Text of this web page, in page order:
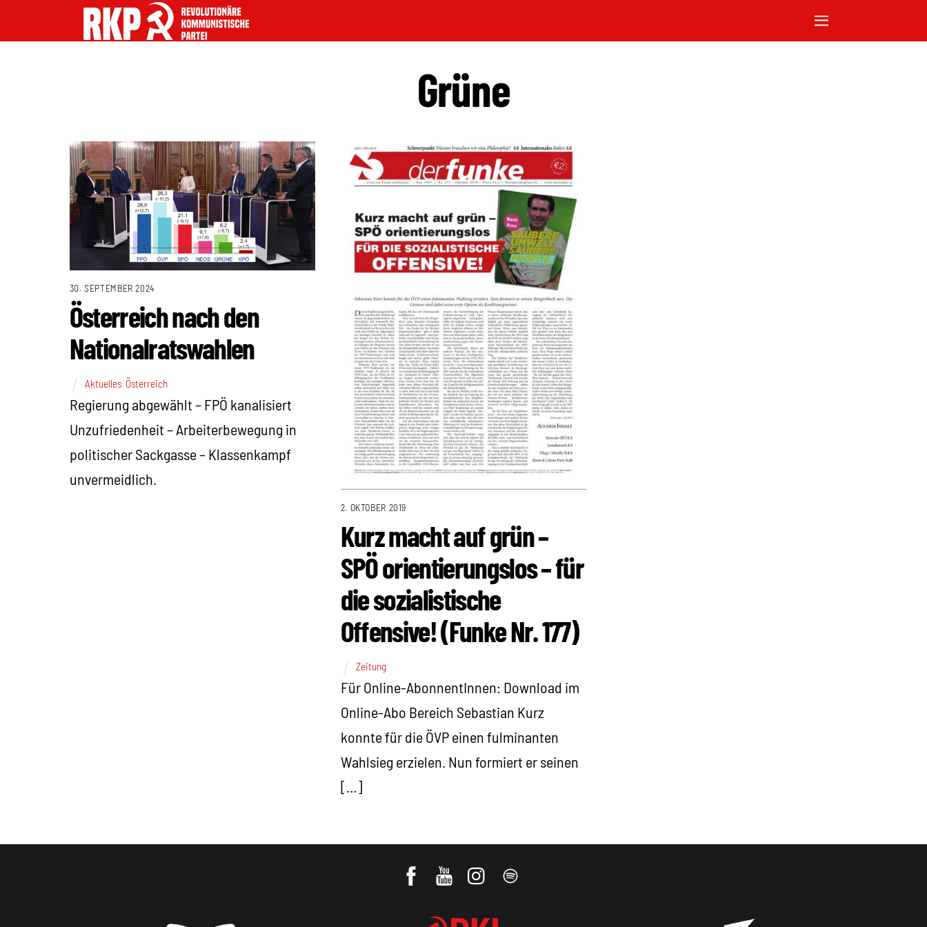
Grüne
30. SEPTEMBER 2024
Österreich nach den
Nationalratswahlen
Aktuelles, Österreich
Regierung abgewählt – FPÖ kanalisiert
Unzufriedenheit – Arbeiterbewegung in
politischer Sackgasse – Klassenkampf
unvermeidlich.
2. OKTOBER 2019
Kurz macht auf grün –
SPÖ orientierungslos – für
die sozialistische
Offensive! (Funke Nr. 177)
Zeitung
Für Online-AbonnentInnen: Download im
Online-Abo Bereich Sebastian Kurz
konnte für die ÖVP einen fulminanten
Wahlsieg erzielen. Nun formiert er seinen
[…]